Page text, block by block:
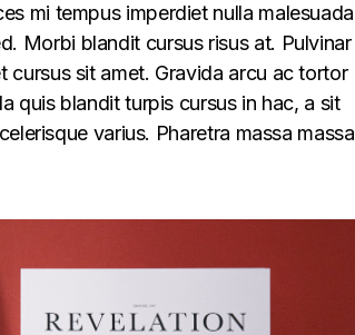
mi tempus imperdiet nulla malesuada
Morbi blandit cursus risus at. Pulvinar
cursus sit amet. Gravida arcu ac tortor
quis blandit turpis cursus in hac, a sit
varius. Pharetra massa massa